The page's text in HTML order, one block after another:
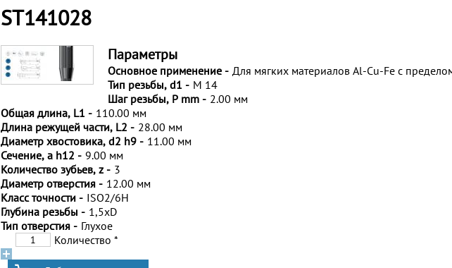
ST141028
Параметры
Основное применение - Для мягких материалов Al-Cu-Fe с
Тип резьбы, d1 - M 14
Шаг резьбы, P mm - 2.00 мм
Общая длина, L1 - 110.00 мм
Длина режущей части, L2 - 28.00 мм
Диаметр хвостовика, d2 h9 - 11.00 мм
Сечение, a h12 - 9.00 мм
Количество зубьев, z - 3
Диаметр отверстия - 12.00 мм
Класс точности - ISO2/6H
Глубина резьбы - 1,5xD
Тип отверстия - Глухое
Количество *